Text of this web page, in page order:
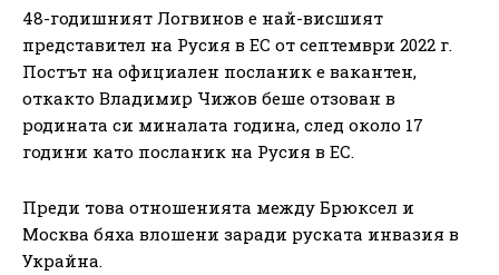
48-годишният Логвинов е най-висшият
представител на Русия в ЕС от септември 2022 г.
Постът на официален посланик е вакантен,
откакто Владимир Чижов беше отзован в
родината си миналата година, след около 17
години като посланик на Русия в ЕС.
Преди това отношенията между Брюксел и
Москва бяха влошени заради руската инвазия в
Украйна.